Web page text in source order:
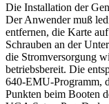
Die Installation der
Der Anwender muß
entfernen, die Karte
Schrauben an der
die Stromversorgung
betriebsbereit. Die
640-EMU-Programm,
Punkten beim Booten